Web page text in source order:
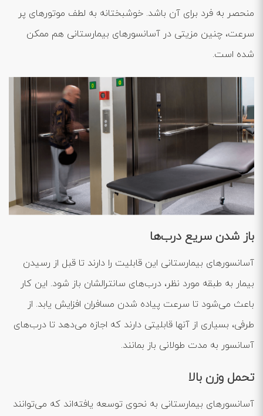
منحصر به فرد برای آن باشد. خوشبختانه به لطف موتورهای پر
سرعت، چنین مزیتی در آسانسورهای بیمارستانی هم ممکن
شده است.
باز شدن سریع درب‌ها
آسانسورهای بیمارستانی این قابلیت را دارند تا قبل از رسیدن
بیمار به طبقه مورد نظر، درب‌های سانترالشان باز شود. این کار
باعث می‌شود تا سرعت پیاده شدن مسافران افزایش یابد. از
طرفی، بسیاری از آنها قابلیتی دارند که اجازه می‌دهد تا درب‌های
آسانسور به مدت طولانی باز بمانند.
تحمل وزن بالا
آسانسورهای بیمارستانی به نحوی توسعه یافته‌اند که می‌توانند